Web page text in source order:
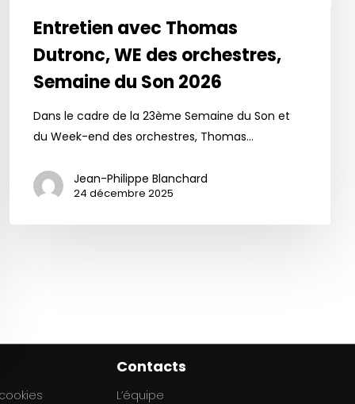
Entretien avec Thomas
Dutronc, WE des orchestres,
Semaine du Son 2026
Dans le cadre de la 23ème Semaine du Son et
du Week-end des orchestres, Thomas…
Jean-Philippe Blanchard
24 décembre 2025
Contacts
L’équipe